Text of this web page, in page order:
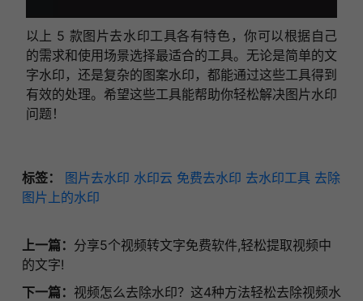
以上 5 款图片去水印工具各有特色，你可以根据自己
的需求和使用场景选择最适合的工具。无论是简单的文
字水印，还是复杂的图案水印，都能通过这些工具得到
有效的处理。希望这些工具能帮助你轻松解决图片水印
问题！
标签： 图片去水印 水印云 免费去水印 去水印工具 去除
图片上的水印
上一篇： 分享5个视频转文字免费软件,轻松提取视频中
的文字!
下一篇： 视频怎么去除水印？这4种方法轻松去除视频水